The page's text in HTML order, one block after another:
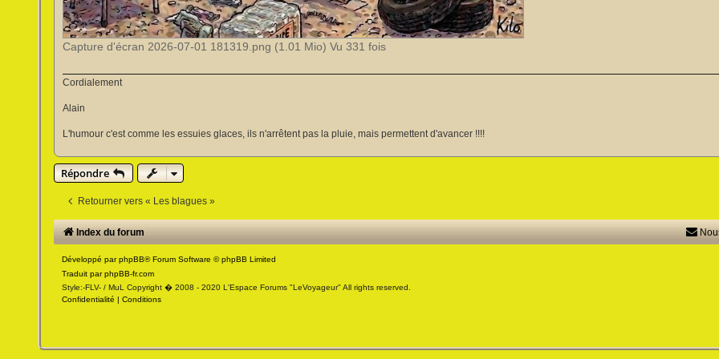
Capture d'écran 2026-07-01 181319.png (1.01 Mio) Vu 331 fois
Cordialement
Alain
L'humour c'est comme les essuies glaces, ils n'arrêtent pas la pluie, mais permettent d'avancer !!!!
Répondre
Retourner vers « Les blagues »
Index du forum
Développé parphpBB® Forum Software © phpBB Limited
Traduit parphpBB-fr.com
Style:-FLV- / MuL Copyright � 2008 - 2020 L'Espace Forums "LeVoyageur" All rights reserved.
Confidentialité |Conditions